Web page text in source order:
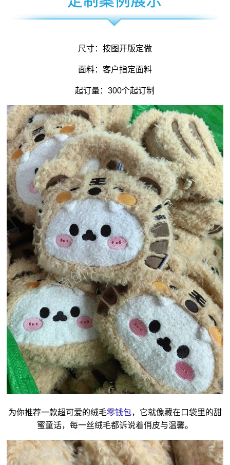
尺寸：按图开版定做
面料：客户指定面料
起订量：300个起订制
为你推荐一款超可爱的绒毛零钱包，它就像藏在口袋里的甜
蜜童话，每一丝绒毛都诉说着俏皮与温馨。